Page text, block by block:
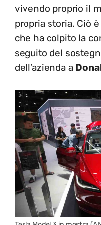
vivendo proprio il
propria storia. Ciò
che ha colpito la
seguito del
dell’azienda a